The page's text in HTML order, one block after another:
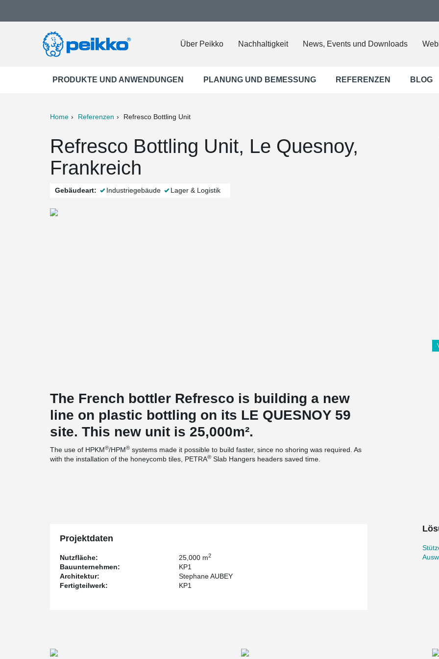
Über Peikko Nachhaltigkeit News, Events und Downloads
PRODUKTE UND ANWENDUNGEN PLANUNG UND BEMESSUNG REFERENZEN BLOG
Home Referenzen Refresco Bottling Unit
Refresco Bottling Unit, Le Quesnoy,
Frankreich
Gebäudeart: Industriegebäude Lager & Logistik
The French bottler Refresco is building a new
line on plastic bottling on its LE QUESNOY 59
site. This new unit is 25,000m².
The use of HPKM®/HPM® systems made it possible to build faster, since no shoring was required. As
with the installation of the honeycomb tiles, PETRA® Slab Hangers headers saved time.
Projektdaten
Nutzfläche: 25,000 m2
Bauunternehmen:
KP1
Architektur:
Stephane AUBEY
Fertigteilwerk:
KP1